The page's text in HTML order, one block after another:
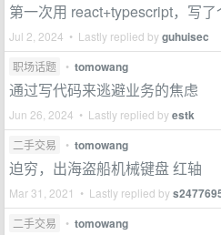
第一次用 react+typescript，写
Jul 2, 2024 • Lastly replied byguhuisec
职场话题 • tomowang
通过写代码来逃避业务的焦虑
Jun 26, 2024 • Lastly replied byestk
二手交易 • tomowang
迫穷，出海盗船机械键盘 红轴
Mar 31, 2021 • Lastly replied by
二手交易 • tomowang